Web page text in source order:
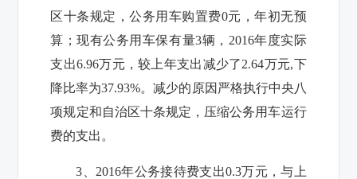
区十条规定，公务用车购置费0元，年初无预
算；现有公务用车保有量3辆，2016年度实际
支出6.96万元，较上年支出减少了2.64万元,下
降比率为37.93%。减少的原因严格执行中央八
项规定和自治区十条规定，压缩公务用车运行
费的支出。
3、2016年公务接待费支出0.3万元，与上